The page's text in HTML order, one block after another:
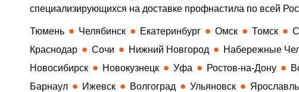
специализирующихся на доставке профнастила по всей
Тюмень Челябинск Екатеринбург Омск Томск
Краснодар
Сочи Нижний Новгород Набережные
Новосибирск
Новокузнецк Уфа Ростов-на-Дону
Барнаул
Ижевск Волгоград Ульяновск Ярославль